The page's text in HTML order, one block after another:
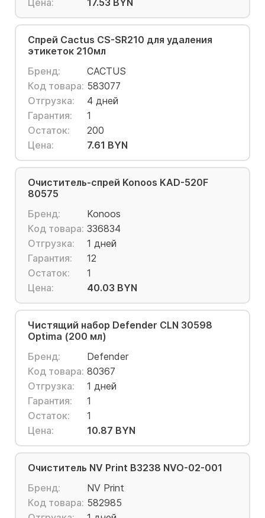
Цена: 17.53 BYN
Спрей Cactus CS-SR210 для удаления
этикеток 210мл
Бренд:
CACTUS
Код товара: 583077
Отгрузка:
4 дней
Гарантия:
1
Остаток:
200
Цена:
7.61 BYN
Очиститель-спрей Konoos KAD-520F
80575
Бренд:
Konoos
Код товара: 336834
Отгрузка:
1 дней
Гарантия:
12
Остаток:
1
Цена:
40.03 BYN
Чистящий набор Defender CLN 30598
Optima (200 мл)
Бренд:
Defender
Код товара: 80367
Отгрузка:
1 дней
Гарантия:
1
Остаток:
1
Цена:
10.87 BYN
Очиститель NV Print B3238 NVO-02-001
Бренд:
NV Print
Код товара: 582985